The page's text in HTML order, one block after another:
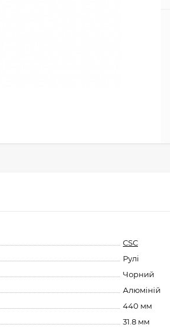
CSC
Рулі
Чорний
Алюміній
440 мм
31.8 мм